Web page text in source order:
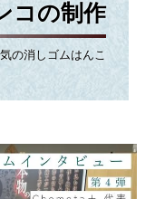
コの制作
の消しゴムはんこ